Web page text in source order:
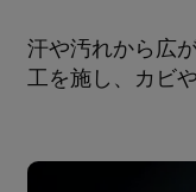
汗や汚れから広
工を施し、カビ